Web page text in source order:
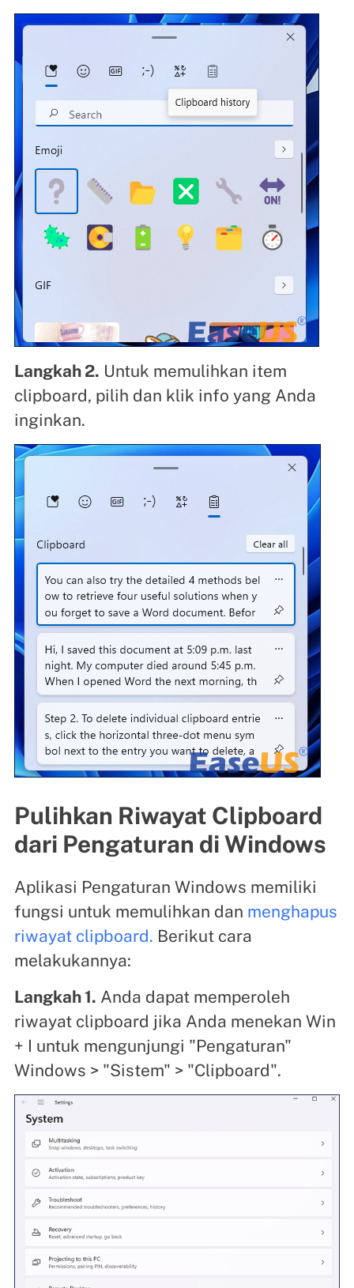
Langkah 2. Untuk memulihkan item
clipboard, pilih dan klik info yang Anda
inginkan.
Pulihkan Riwayat Clipboard
dari Pengaturan di Windows
Aplikasi Pengaturan Windows memiliki
fungsi untuk memulihkan dan menghapus
riwayat clipboard. Berikut cara
melakukannya:
Langkah 1. Anda dapat memperoleh
riwayat clipboard jika Anda menekan Win
+ I untuk mengunjungi "Pengaturan"
Windows > "Sistem" > "Clipboard".